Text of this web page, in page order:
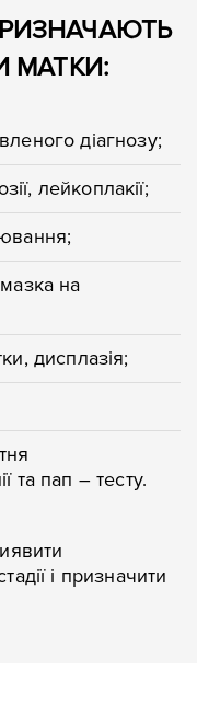
МАТКИ:
діагнозу;
лейкоплакії;
на
дисплазія;
та пап – тесту.
і призначити